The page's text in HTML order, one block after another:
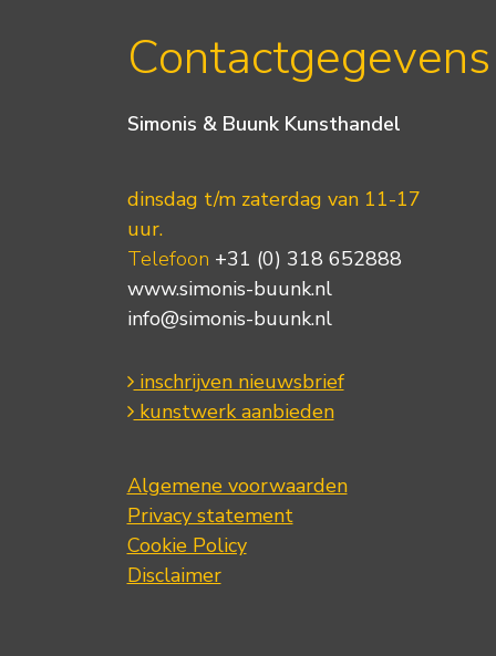
Contactgegevens
Simonis & Buunk Kunsthandel
dinsdag t/m zaterdag van 11-17
uur.
Telefoon +31 (0) 318 652888
www.simonis-buunk.nl
info@simonis-buunk.nl
inschrijven nieuwsbrief
kunstwerk aanbieden
Algemene voorwaarden
Privacy statement
Cookie Policy
Disclaimer